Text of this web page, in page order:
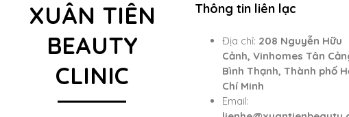
XUÂN TIÊN
BEAUTY
CLINIC
Thông tin liên lạc
Địa chỉ: 208 Nguyễn Hữu
Cảnh, Vinhomes Tân
Bình Thạnh, Thành phố
Chí Minh
Email: